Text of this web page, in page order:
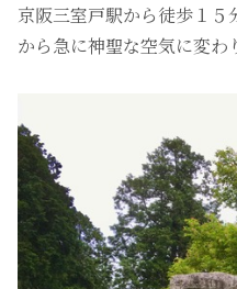
京阪三室戸駅から徒歩１
から急に神聖な空気に変わ